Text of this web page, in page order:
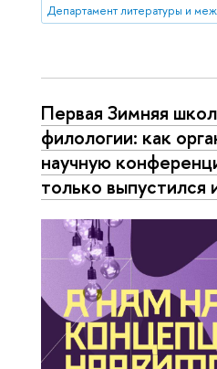
Департамент литературы и
Первая Зимняя
филологии: как
научную
только выпустился